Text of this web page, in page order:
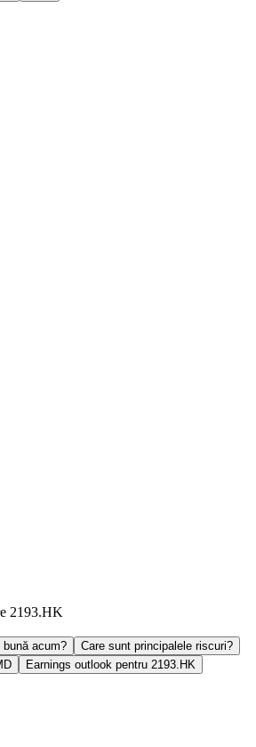
2193.HK
acum?
Care sunt principalele riscuri?
Earnings outlook pentru 2193.HK